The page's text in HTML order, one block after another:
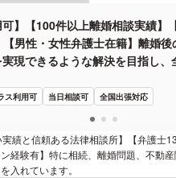
可】【100件以上離婚相談実績】
男性・女性弁護士在籍】離婚
現できるような解決を目指し、
ス利用可 当日相談可 全国出張対応
実績と信頼ある法律相談所】【弁護士
経験有】特に相続、離婚問題、不動
入れています。